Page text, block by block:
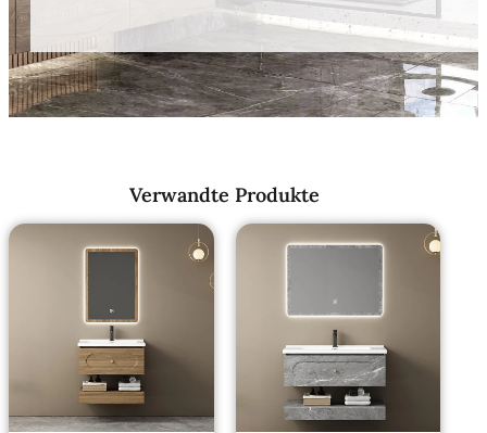
Verwandte Produkte